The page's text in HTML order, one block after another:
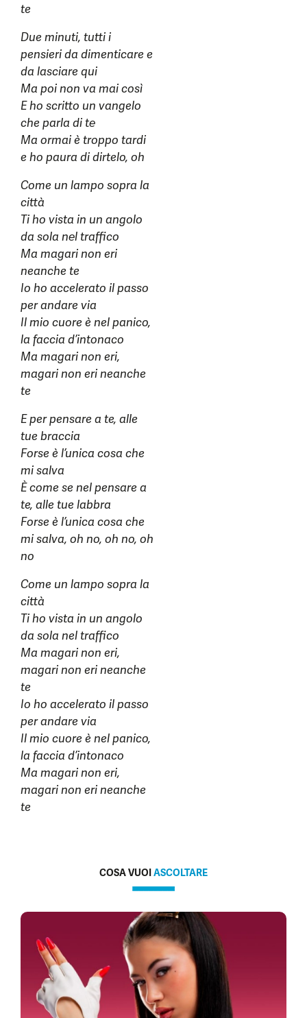
te
Due minuti, tutti i
pensieri da dimenticare e
da lasciare qui
Ma poi non va mai così
E ho scritto un vangelo
che parla di tе
Ma ormai è troppo tardi
e ho paura di dirtelo, oh
Come un lampo sopra la
città
Ti ho vista in un angolo
da sola nеl traffico
Ma magari non eri
neanche te
Io ho accelerato il passo
per andare via
Il mio cuore è nel panico,
la faccia d’intonaco
Ma magari non eri,
magari non eri neanche
te
E per pensare a te, alle
tue braccia
Forse è l’unica cosa che
mi salva
È come se nel pensare a
te, alle tue labbra
Forse è l’unica cosa che
mi salva, oh no, oh no, oh
no
Come un lampo sopra la
città
Ti ho vista in un angolo
da sola nel traffico
Ma magari non eri,
magari non eri neanche
te
Io ho accelerato il passo
per andare via
Il mio cuore è nel panico,
la faccia d’intonaco
Ma magari non eri,
magari non eri neanche
te
COSA VUOIASCOLTARE